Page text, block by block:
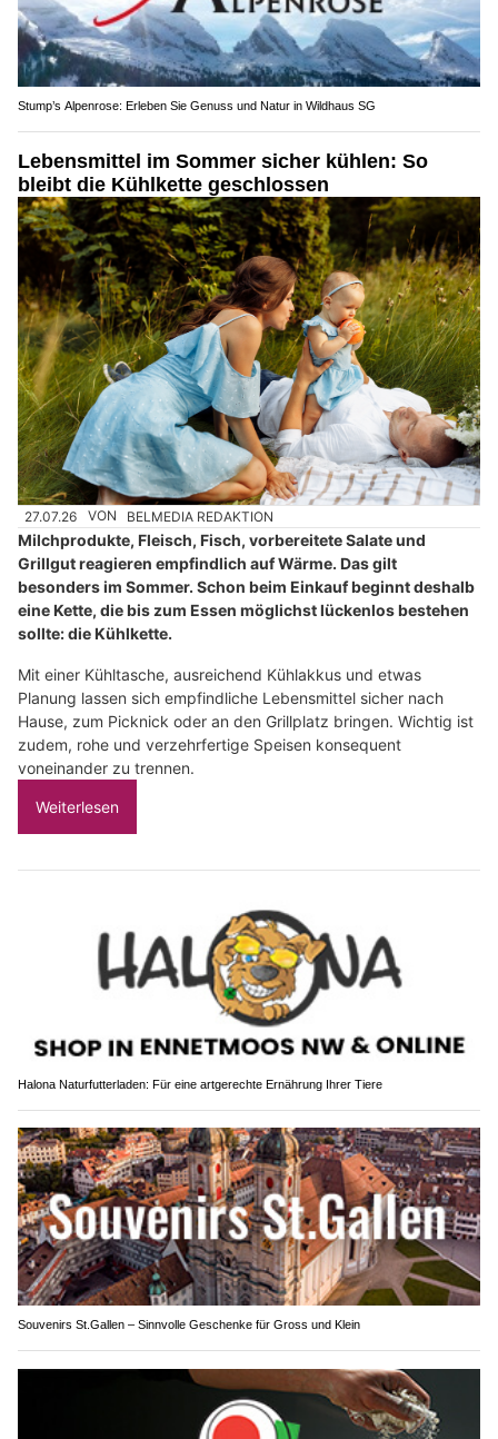
Stump’s Alpenrose: Erleben Sie Genuss und Natur in Wildhaus SG
Lebensmittel im Sommer sicher kühlen: So
bleibt die Kühlkette geschlossen
27.07.26 VON BELMEDIA REDAKTION
Milchprodukte, Fleisch, Fisch, vorbereitete Salate und
Grillgut reagieren empfindlich auf Wärme. Das gilt
besonders im Sommer. Schon beim Einkauf beginnt deshalb
eine Kette, die bis zum Essen möglichst lückenlos bestehen
sollte: die Kühlkette.
Mit einer Kühltasche, ausreichend Kühlakkus und etwas
Planung lassen sich empfindliche Lebensmittel sicher nach
Hause, zum Picknick oder an den Grillplatz bringen. Wichtig ist
zudem, rohe und verzehrfertige Speisen konsequent
voneinander zu trennen.
Weiterlesen
Halona Naturfutterladen: Für eine artgerechte Ernährung Ihrer Tiere
Souvenirs St.Gallen – Sinnvolle Geschenke für Gross und Klein